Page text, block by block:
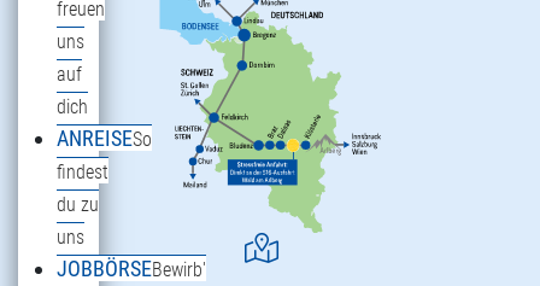
freuen
uns
auf
dich
ANREISESo
findest
du zu
uns
JOBBÖRSEBewirb'